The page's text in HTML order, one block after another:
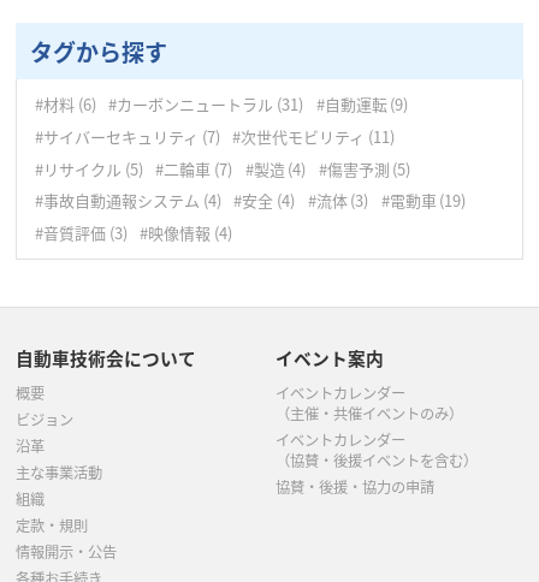
9月(1)
タグから探す
#材料 (6) #カーボンニュートラル (31) #自動運転(9)
#サイバーセキュリティ (7) #次世代モビリティ (11)
#リサイクル (5) #二輪車 (7) #製造(4) #傷害予測 (5)
#事故自動通報システム (4) #安全 (4) #流体(3) #電動車(19)
#音質評価 (3) #映像情報 (4)
自動車技術会について
概要
ビジョン
沿革
主な事業活動
組織
定款・規則
情報開示・公告
イベント案内
イベントカレンダー
（主催・共催イベントのみ）
イベントカレンダー
（協賛・後援イベントを含む）
協賛・後援・協力の申請